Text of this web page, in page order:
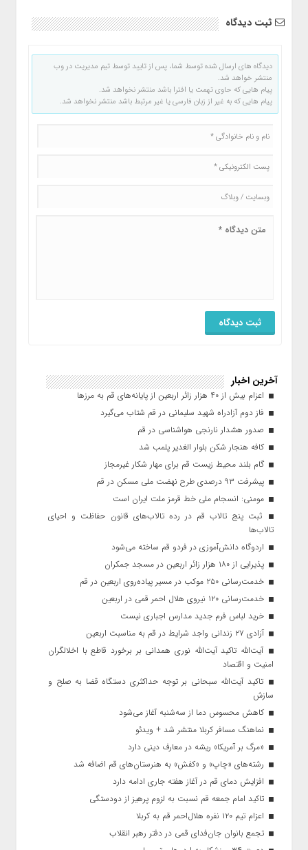
ثبت دیدگاه
دیدگاه های ارسال شده توسط شما، پس از تایید توسط تیم مدیریت در وب
منتشر خواهد شد.
پیام هایی که حاوی تهمت یا افترا باشد منتشر نخواهد شد.
پیام هایی که به غیر از زبان فارسی یا غیر مرتبط باشد منتشر نخواهد شد.
آخرین اخبار
اعزام بیش از ۴۰ هزار زائر اربعین از پایانه‌های قم به مرزها
فاز دوم آزادراه شهید سلیمانی در قم شتاب می‌گیرد
صدور هشدار نارنجی هواشناسی در قم
کافه هنجار شکن بلوار الغدیر پلمب شد
گام بلند محیط زیست قم برای مهار شکار غیرمجاز
پیشرفت ۹۳ درصدی طرح نهضت ملی مسکن در قم
مومنی: انسجام ملی خط قرمز ملت ایران است
ثبت پنج تالاب قم در رده تالاب‌های قانون حفاظت و احیای
تالاب‌ها
اردوگاه دانش‌آموزی در فردو قم ساخته می‌شود
پذیرایی از ۱۸۰ هزار زائر اربعین در مسجد جمکران
خدمت‌رسانی ۲۵۰ موکب در مسیر پیاده‌روی اربعین در قم
خدمت‌رسانی ۱۲۰ نیروی هلال احمر قمی در اربعین
خرید لباس فرم جدید مدارس اجباری نیست
آزادی ۲۷ زندانی واجد شرایط در قم به مناسبت اربعین
آیت‌الله تاکید آیت‌الله نوری همدانی بر برخورد قاطع با اخلالگران
امنیت و اقتصاد
تاکید آیت‌الله‌ سبحانی بر توجه حداکثری دستگاه قضا به صلح و
سازش
کاهش محسوس دما از سه‌شنبه آغاز می‌شود
نماهنگ مسافر کربلا منتشر شد + ویدئو
«مرگ بر آمریکا» ریشه در معارف دینی دارد
رشته‌های «چاپ» و «کفش» به هنرستان‌های قم اضافه شد
افزایش دمای قم در آغاز هفته جاری ادامه دارد
تاکید امام جمعه قم نسبت به لزوم پرهیز از دودستگی
اعزام تیم ۱۲۰ نفره هلال‌احمر قم به کربلا
تجمع بانوان جان‌فدای قمی در دفتر رهبر انقلاب